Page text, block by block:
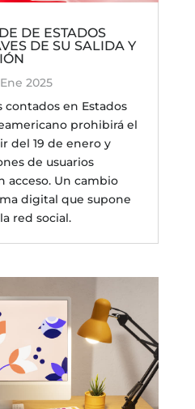
DE ESTADOS
DE SU SALIDA Y
2025
contados en Estados
prohibirá el
del 19 de enero y
de usuarios
acceso. Un cambio
digital que supone
red social.